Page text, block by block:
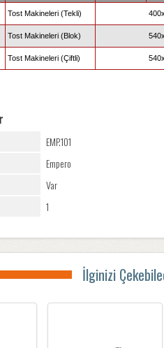
Tost Makineleri (Tekli)
Tost Makineleri (Blok)
Tost Makineleri (Çiftli)
EMP.101
Empero
Var
1
İlginizi